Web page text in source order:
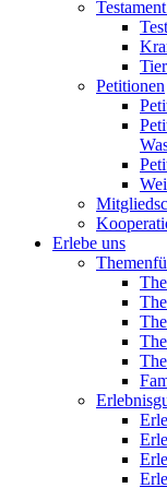
Petitionen
Erlebe uns